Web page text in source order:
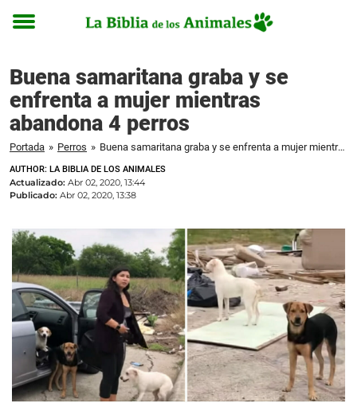
Toggle
Buena samaritana graba y se
enfrenta a mujer mientras
abandona 4 perros
Portada » Perros » Buena samaritana graba y se enfrenta a mujer mientras abandona 4 perros
AUTHOR: LA BIBLIA DE LOS ANIMALES
Actualizado: Abr 02, 2020, 13:44
Publicado: Abr 02, 2020, 13:38